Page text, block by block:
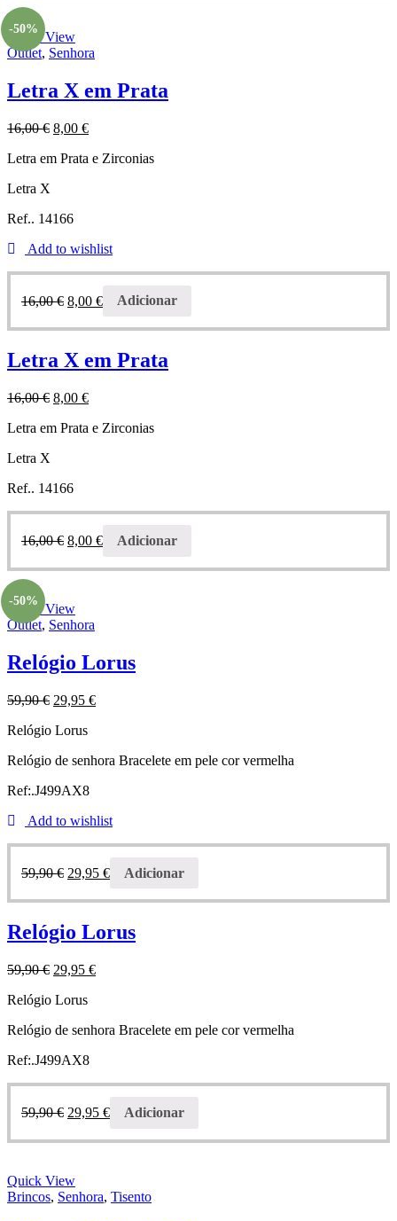
-50%
Quick View
Outlet, Senhora
Letra X em Prata
16,00€ 8,00 €
Letra em Prata e Zirconias
Letra X
Ref.. 14166
Add to wishlist
16,00€ 8,00 € Adicionar
Letra X em Prata
16,00€ 8,00 €
Letra em Prata e Zirconias
Letra X
Ref.. 14166
16,00€ 8,00 € Adicionar
-50%
Quick View
Outlet, Senhora
Relógio Lorus
59,90€ 29,95 €
Relógio Lorus
Relógio de senhora Bracelete em pele cor vermelha
Ref:.J499AX8
Add to wishlist
59,90€ 29,95 € Adicionar
Relógio Lorus
59,90€ 29,95 €
Relógio Lorus
Relógio de senhora Bracelete em pele cor vermelha
Ref:.J499AX8
59,90€ 29,95 € Adicionar
Quick View
Brincos, Senhora, Tisento